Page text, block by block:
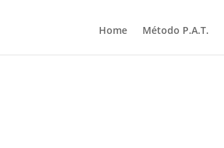
Home Método P.A.T.